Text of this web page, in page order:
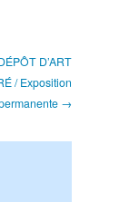
D’ART
/ Exposition
→